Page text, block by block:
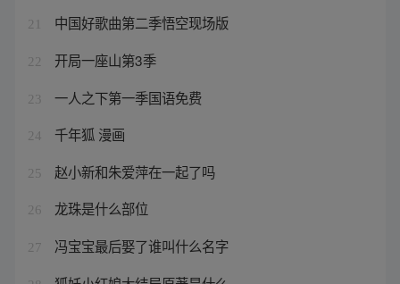
21 中国好歌曲第二季悟空现场版
22 开局一座山第3季
23 一人之下第一季国语免费
24 千年狐 漫画
25 赵小新和朱爱萍在一起了吗
26 龙珠是什么部位
27 冯宝宝最后娶了谁叫什么名字